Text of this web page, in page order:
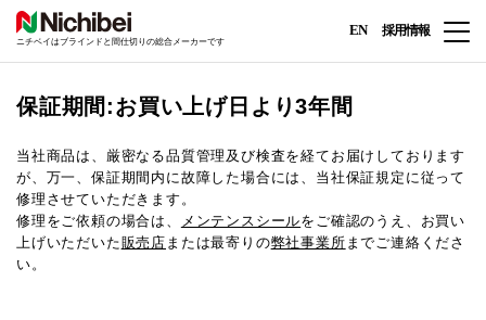
ニチベイはブラインドと間仕切りの総合メーカーです
EN 採用情報
保証期間:お買い上げ日より3年間
当社商品は、厳密なる品質管理及び検査を経てお届けしております
が、万一、保証期間内に故障した場合には、当社保証規定に従って
修理させていただきます。
修理をご依頼の場合は、
メンテンスシールをご確認のうえ、お買い
上げいただいた販売店 または最寄りの弊社事業所 までご連絡くださ
い。